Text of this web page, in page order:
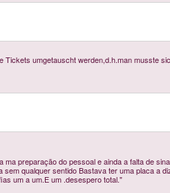
Tickets umgetauscht werden,d.h.man musste
ma preparação do pessoal e ainda a falta de
sem qualquer sentido Bastava ter uma placa a
um a um.E um .desespero total."